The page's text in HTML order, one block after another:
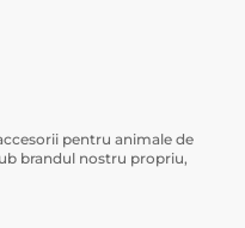
pentru animale de
brandul nostru propriu,